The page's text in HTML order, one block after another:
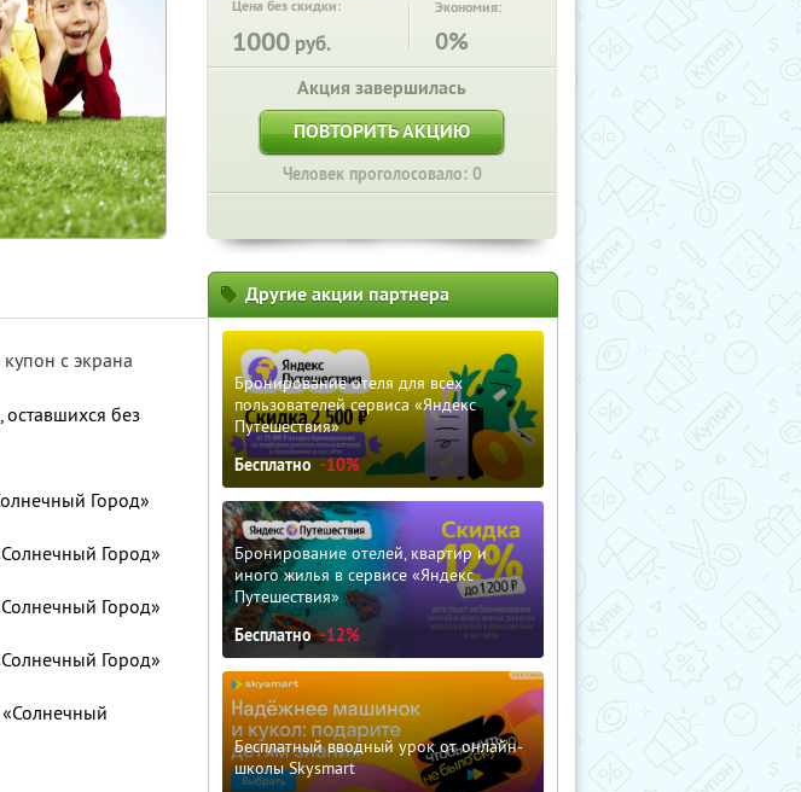
Цена без скидки:
1000 руб.
Экономия:
0%
Акция завершилась
ПОВТОРИТЬ АКЦИЮ
Человек проголосовало: 0
с экрана
оставшихся без
Город»
Город»
Город»
Город»
Другие акции партнера
Бронирование отеля для всех
пользователей сервиса «Яндекс
Путешествия»
Бесплатно -10%
Бронирование отелей, квартир и
иного жилья в сервисе «Яндекс
Путешествия»
Бесплатно -12%
Бесплатный вводный урок от онлайн-
школы Skysmart